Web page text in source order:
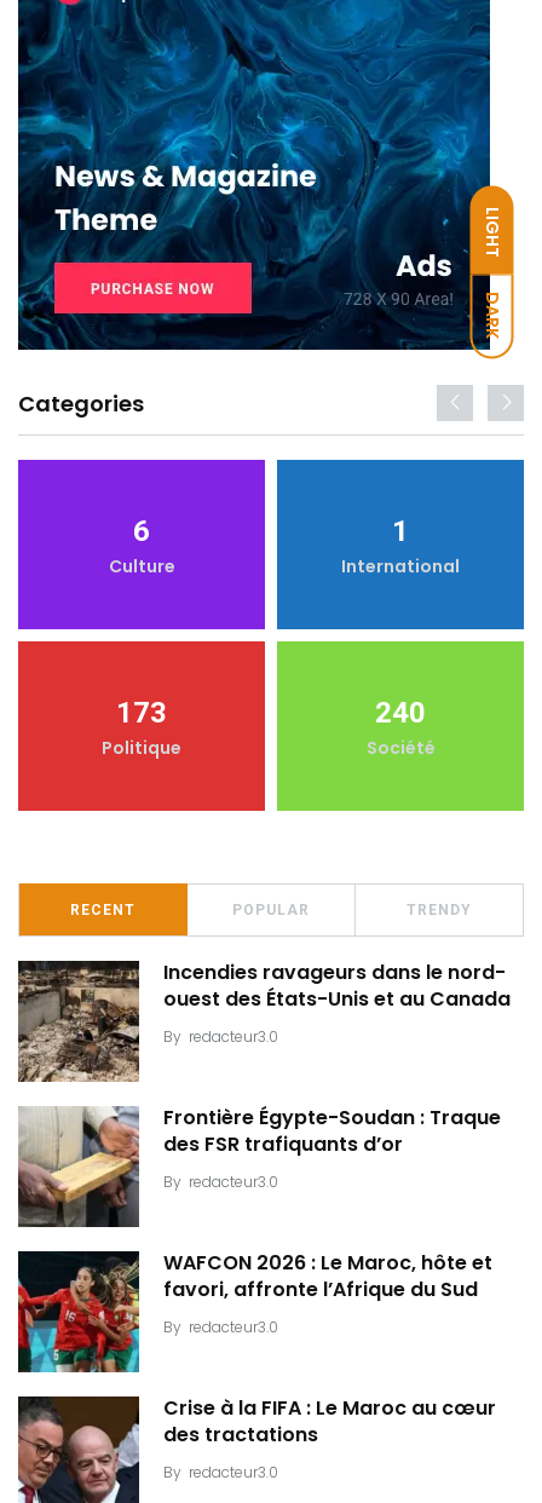
LIGHT
DARK
Categories
6
Culture
1
International
173
Politique
240
Société
RECENT POPULAR TRENDY
Incendies ravageurs dans le nord-
ouest des États-Unis et au Canada
By redacteur3.0
Frontière Égypte-Soudan : Traque
des FSR trafiquants d’or
By redacteur3.0
WAFCON 2026 : Le Maroc, hôte et
favori, affronte l’Afrique du Sud
By redacteur3.0
Crise à la FIFA : Le Maroc au cœur
des tractations
By redacteur3.0